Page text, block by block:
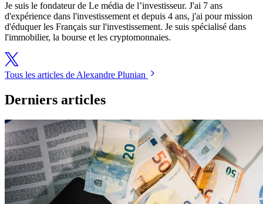
Je suis le fondateur de Le média de l’investisseur. J'ai 7 ans
d'expérience dans l'investissement et depuis 4 ans, j'ai pour mission
d'éduquer les Français sur l'investissement. Je suis spécialisé dans
l'immobilier, la bourse et les cryptomonnaies.
Tous les articles de Alexandre Plunian
Derniers articles